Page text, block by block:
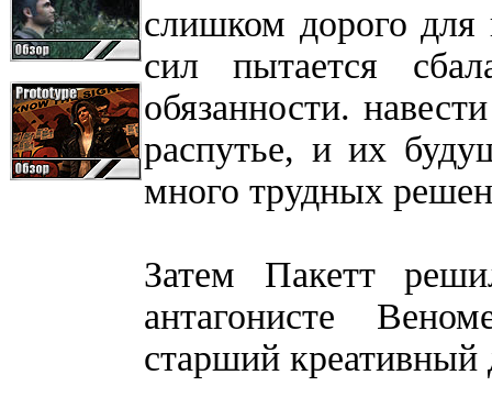
слишком дорого
сил пытается
обязанности.
распутье, и их
много трудных
Затем Пакетт
антагонисте
старший